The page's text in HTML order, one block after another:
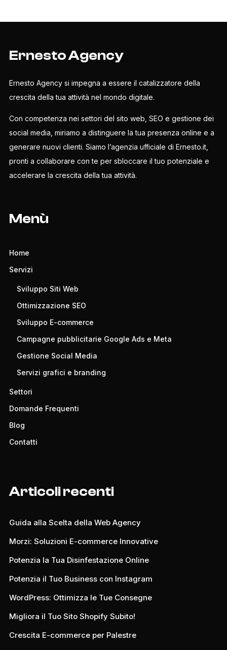
Ernesto Agency
Ernesto Agency si impegna a essere il catalizzatore della
crescita della tua attività nel mondo digitale.
Con competenza nei settori del sito web, SEO e gestione dei
social media, miriamo a distinguere la tua presenza online e a
generare nuovi clienti. Siamo l’agenzia ufficiale di Ernesto.it,
pronti a collaborare con te per sbloccare il tuo potenziale e
accelerare la crescita della tua attività.
Menù
Home
Servizi
Sviluppo Siti Web
Ottimizzazione SEO
Sviluppo E-commerce
Campagne pubblicitarie Google Ads e Meta
Gestione Social Media
Servizi grafici e branding
Settori
Domande Frequenti
Blog
Contatti
Articoli recenti
Guida alla Scelta della Web Agency
Morzi: Soluzioni E-commerce Innovative
Potenzia la Tua Disinfestazione Online
Potenzia il Tuo Business con Instagram
WordPress: Ottimizza le Tue Consegne
Migliora il Tuo Sito Shopify Subito!
Crescita E-commerce per Palestre